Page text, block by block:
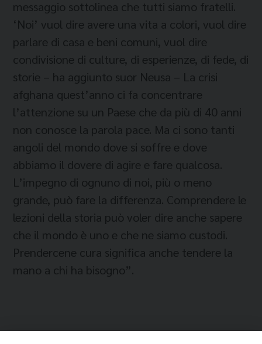
messaggio sottolinea che tutti siamo fratelli.
‘Noi’ vuol dire avere una vita a colori, vuol dire
parlare di casa e beni comuni, vuol dire
condivisione di culture, di esperienze, di fede, di
storie – ha aggiunto suor Neusa – La crisi
afghana quest’anno ci fa concentrare
l’attenzione su un Paese che da più di 40 anni
non conosce la parola pace. Ma ci sono tanti
angoli del mondo dove si soffre e dove
abbiamo il dovere di agire e fare qualcosa.
L’impegno di ognuno di noi, più o meno
grande, può fare la differenza. Comprendere le
lezioni della storia può voler dire anche sapere
che il mondo è uno e che ne siamo custodi.
Prendercene cura significa anche tendere la
mano a chi ha bisogno”.